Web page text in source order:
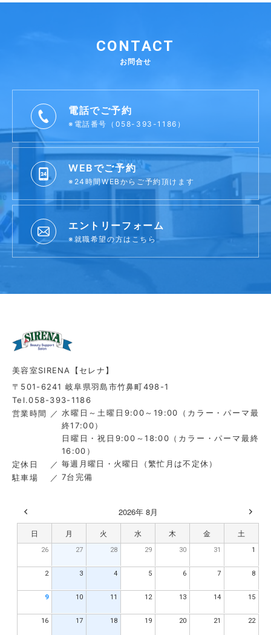
CONTACT
お問合せ
電話でご予約
※電話番号（058-393-1186）
WEBでご予約
※24時間WEBからご予約頂けます
エントリーフォーム
※就職希望の方はこちら
美容室SIRENA【セレナ】
〒501-6241 岐阜県羽島市竹鼻町498-1
Tel.058-393-1186
営業時間
水曜日～土曜日9:00～19:00（カラー・パーマ最
終17:00）
日曜日・祝日9:00～18:00（カラー・パーマ最終
16:00）
定休日
毎週月曜日・火曜日（繁忙月は不定休）
駐車場
7台完備
2026年 8月
日 月 火 水 木 金 土
26 27 28 29 30 31 1
2 3 4 5 6 7 8
9 10 11 12 13 14 15
16 17 18 19 20 21 22